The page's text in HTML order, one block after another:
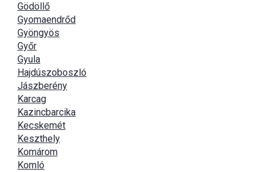
Gödöllő
Gyomaendrőd
Gyöngyös
Győr
Gyula
Hajdúszoboszló
Jászberény
Karcag
Kazincbarcika
Kecskemét
Keszthely
Komárom
Komló